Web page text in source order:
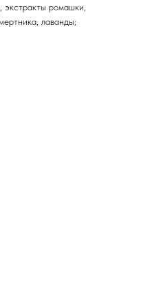
экстракты ромашки,
лаванды;